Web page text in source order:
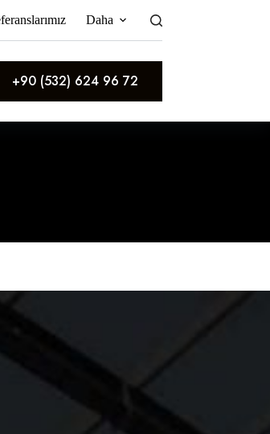
Daha
+90 (532) 624 96 72